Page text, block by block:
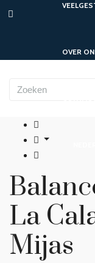
OVER
La
Mijas